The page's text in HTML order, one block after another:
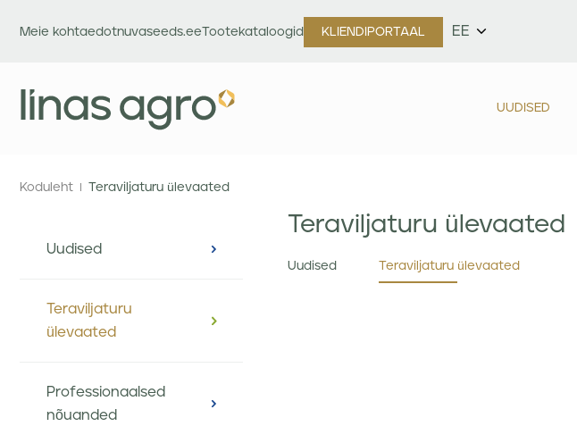
Meie kohtaedotnuvaseeds.eeTootekataloogid KLIENDIPORTAAL EE
UUDISED
Koduleht Teraviljaturu ülevaated
Uudised
Teraviljaturu
ülevaated
Professionaalsed
nõuanded
Teraviljaturu ülevaated
Uudised Teraviljaturu ülevaated